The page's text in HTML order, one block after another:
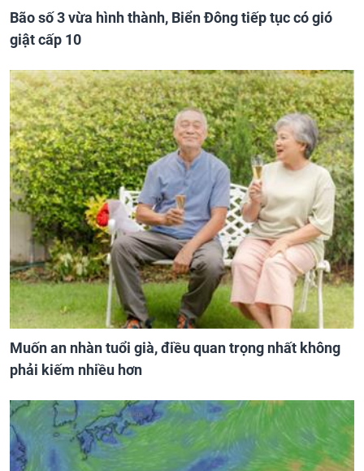
Bão số 3 vừa hình thành, Biển Đông tiếp tục có gió
giật cấp 10
Muốn an nhàn tuổi già, điều quan trọng nhất không
phải kiếm nhiều hơn